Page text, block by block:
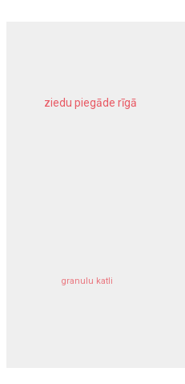
ziedu piegāde rīgā
granulu katli